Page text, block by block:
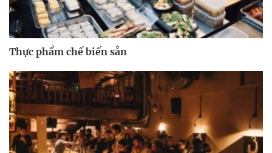
Thực phẩm chế biến sẵn